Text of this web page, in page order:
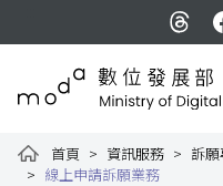
首頁 資訊服務 訴
線上申請訴願業務